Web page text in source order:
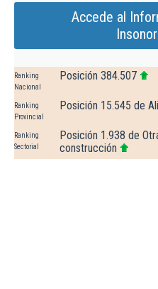
Accede al
Ranking
Nacional
Posición 384.507
Ranking
Provincial
Posición 15.545 de
Ranking
Sectorial
Posición 1.938 de
construcción